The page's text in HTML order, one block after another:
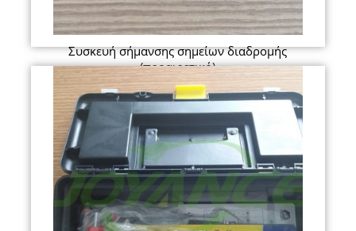
Συσκευή σήμανσης σημείων διαδρομής
(προαιρετικό)